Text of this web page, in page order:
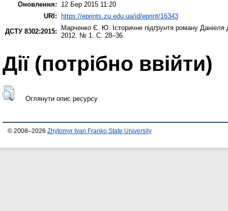
Оновлення:
12 Бер 2015 11:20
URI:
https://eprints.zu.edu.ua/id/eprint/16343
ДСТУ 8302:2015:
Марченко Є. Ю. Історичне підґрунтя роману
2012. № 1. С. 28–36.
Дії ​​(потрібно ввійти)
Оглянути опис ресурсу
© 2008–2026 Zhytomyr Ivan Franko State University